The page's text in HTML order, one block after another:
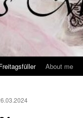
About me